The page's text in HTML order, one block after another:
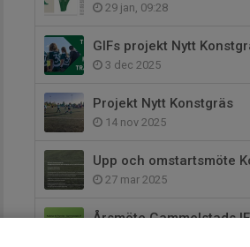
29 jan, 09:28
GIFs projekt Nytt
3 dec 2025
Projekt Nytt Konstgräs
14 nov 2025
Upp och omstartsmöte
27 mar 2025
Årsmöte Gammelstads IF